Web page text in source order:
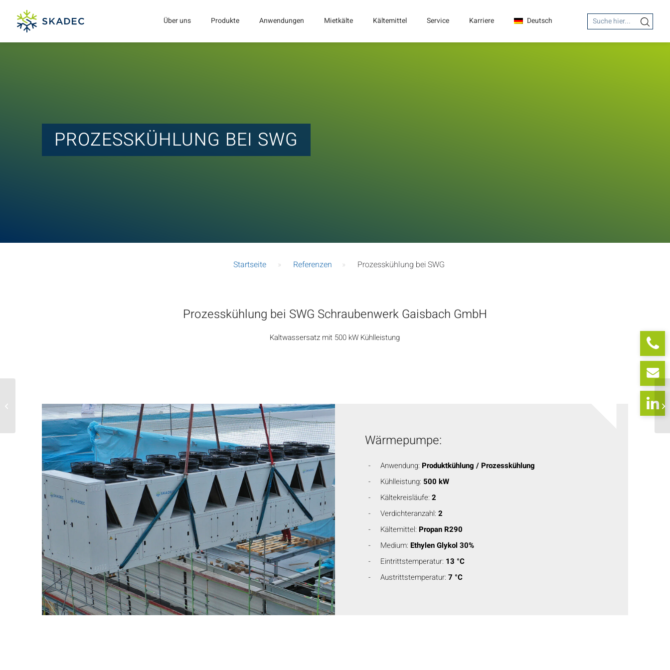
Über uns Produkte Anwendungen Mietkälte Kältemittel Service Karriere Deutsch Search
for: Search Button
PROZESSKÜHLUNG BEI SWG
Startseite » Referenzen » Prozesskühlung bei SWG
Prozesskühlung bei SWG Schraubenwerk Gaisbach GmbH
Kaltwassersatz mit 500 kW Kühlleistung
Wärmepumpe:
Anwendung: Produktkühlung / Prozesskühlung
Kühlleistung: 500 kW
Kältekreisläufe: 2
Verdichteranzahl: 2
Kältemittel: Propan R290
Medium: Ethylen Glykol 30%
Eintrittstemperatur: 13 °C
Austrittstemperatur: 7 °C
Verwaltungsgebäude
Norwegen